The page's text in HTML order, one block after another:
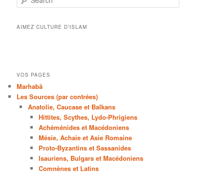
AIMEZ CULTURE D’ISLAM
VOS PAGES
Marhabâ
Les Sources (par contrées)
Anatolie, Caucase et Balkans
Hittites, Scythes, Lydo-Phrigiens
Achéménides et Macédoniens
Mésie, Achaie et Asie Romaine
Proto-Byzantins et Sassanides
Isauriens, Bulgars et Macédoniens
Comnènes et Latins